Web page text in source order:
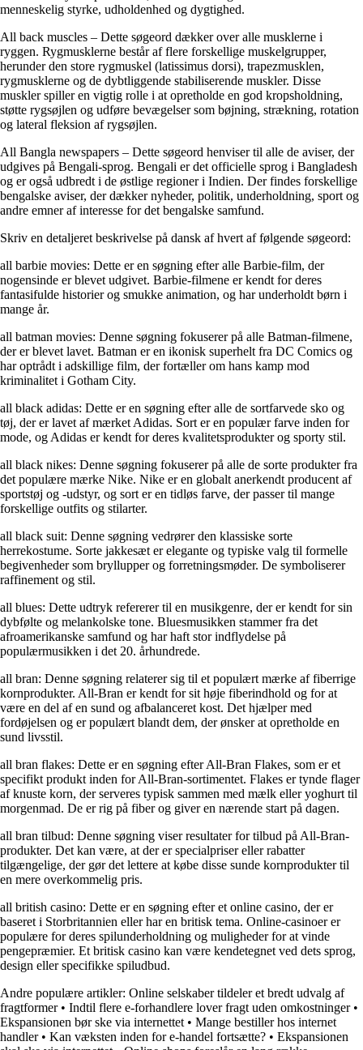
menneskelig styrke, udholdenhed og dygtighed.
All back muscles – Dette søgeord dækker over alle musklerne i
ryggen. Rygmusklerne består af flere forskellige muskelgrupper,
herunder den store rygmuskel (latissimus dorsi), trapezmusklen,
rygmusklerne og de dybtliggende stabiliserende muskler. Disse
muskler spiller en vigtig rolle i at opretholde en god kropsholdning,
støtte rygsøjlen og udføre bevægelser som bøjning, strækning, rotation
og lateral fleksion af rygsøjlen.
All Bangla newspapers – Dette søgeord henviser til alle de aviser, der
udgives på Bengali-sprog. Bengali er det officielle sprog i Bangladesh
og er også udbredt i de østlige regioner i Indien. Der findes forskellige
bengalske aviser, der dækker nyheder, politik, underholdning, sport og
andre emner af interesse for det bengalske samfund.
Skriv en detaljeret beskrivelse på dansk af hvert af følgende søgeord:
all barbie movies: Dette er en søgning efter alle Barbie-film, der
nogensinde er blevet udgivet. Barbie-filmene er kendt for deres
fantasifulde historier og smukke animation, og har underholdt børn i
mange år.
all batman movies: Denne søgning fokuserer på alle Batman-filmene,
der er blevet lavet. Batman er en ikonisk superhelt fra DC Comics og
har optrådt i adskillige film, der fortæller om hans kamp mod
kriminalitet i Gotham City.
all black adidas: Dette er en søgning efter alle de sortfarvede sko og
tøj, der er lavet af mærket Adidas. Sort er en populær farve inden for
mode, og Adidas er kendt for deres kvalitetsprodukter og sporty stil.
all black nikes: Denne søgning fokuserer på alle de sorte produkter fra
det populære mærke Nike. Nike er en globalt anerkendt producent af
sportstøj og -udstyr, og sort er en tidløs farve, der passer til mange
forskellige outfits og stilarter.
all black suit: Denne søgning vedrører den klassiske sorte
herrekostume. Sorte jakkesæt er elegante og typiske valg til formelle
begivenheder som bryllupper og forretningsmøder. De symboliserer
raffinement og stil.
all blues: Dette udtryk refererer til en musikgenre, der er kendt for sin
dybfølte og melankolske tone. Bluesmusikken stammer fra det
afroamerikanske samfund og har haft stor indflydelse på
populærmusikken i det 20. århundrede.
all bran: Denne søgning relaterer sig til et populært mærke af fiberrige
kornprodukter. All-Bran er kendt for sit høje fiberindhold og for at
være en del af en sund og afbalanceret kost. Det hjælper med
fordøjelsen og er populært blandt dem, der ønsker at opretholde en
sund livsstil.
all bran flakes: Dette er en søgning efter All-Bran Flakes, som er et
specifikt produkt inden for All-Bran-sortimentet. Flakes er tynde flager
af knuste korn, der serveres typisk sammen med mælk eller yoghurt til
morgenmad. De er rig på fiber og giver en nærende start på dagen.
all bran tilbud: Denne søgning viser resultater for tilbud på All-Bran-
produkter. Det kan være, at der er specialpriser eller rabatter
tilgængelige, der gør det lettere at købe disse sunde kornprodukter til
en mere overkommelig pris.
all british casino: Dette er en søgning efter et online casino, der er
baseret i Storbritannien eller har en britisk tema. Online-casinoer er
populære for deres spilunderholdning og muligheder for at vinde
pengepræmier. Et britisk casino kan være kendetegnet ved dets sprog,
design eller specifikke spiludbud.
Andre populære artikler: Online selskaber tildeler et bredt udvalg af
fragtformer• Indtil flere e-forhandlere lover fragt uden omkostninger•
Ekspansionen bør ske via internettet • Mange bestiller hos internet
handler• Kan væksten inden for e-handel fortsætte? • Ekspansionen